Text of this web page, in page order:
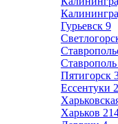
Гурьевск 9
Ставрополь
Пятигорск
Ессентуки
Харьков